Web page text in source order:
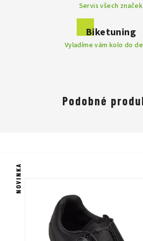
Servis všech značek
Biketuning
Vyladíme vám kolo do
Podobné
NOVINKA